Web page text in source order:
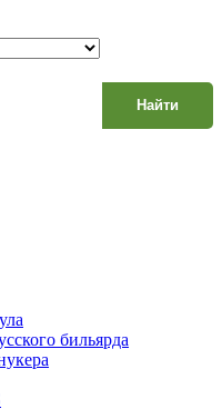
Найти
бильярда